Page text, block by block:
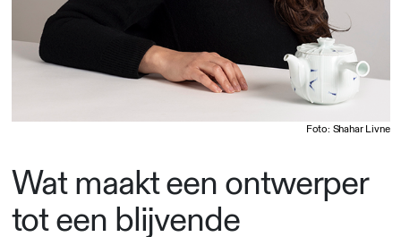
Foto: Shahar Livne
Wat maakt een ontwerper
tot een blijvende